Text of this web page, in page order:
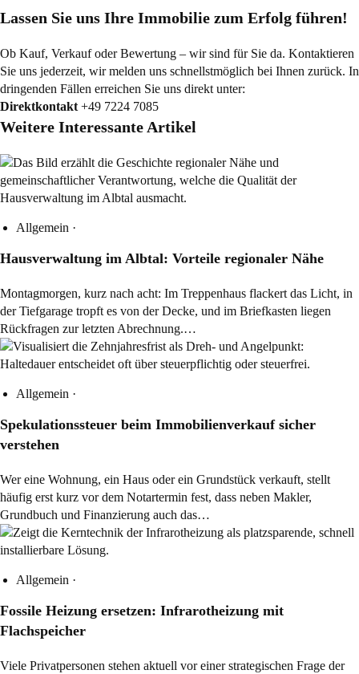
Lassen Sie uns Ihre Immobilie zum Erfolg führen!
Ob Kauf, Verkauf oder Bewertung – wir sind für Sie da. Kontaktieren
Sie uns jederzeit, wir melden uns schnellstmöglich bei Ihnen zurück. In
dringenden Fällen erreichen Sie uns direkt unter:
Direktkontakt +49 7224 7085
Weitere Interessante Artikel
Allgemein ·
Hausverwaltung im Albtal: Vorteile regionaler Nähe
Montagmorgen, kurz nach acht: Im Treppenhaus flackert das Licht, in
der Tiefgarage tropft es von der Decke, und im Briefkasten liegen
Rückfragen zur letzten Abrechnung.…
Allgemein ·
Spekulationssteuer beim Immobilienverkauf sicher
verstehen
Wer eine Wohnung, ein Haus oder ein Grundstück verkauft, stellt
häufig erst kurz vor dem Notartermin fest, dass neben Makler,
Grundbuch und Finanzierung auch das…
Allgemein ·
Fossile Heizung ersetzen: Infrarotheizung mit
Flachspeicher
Viele Privatpersonen stehen aktuell vor einer strategischen Frage der